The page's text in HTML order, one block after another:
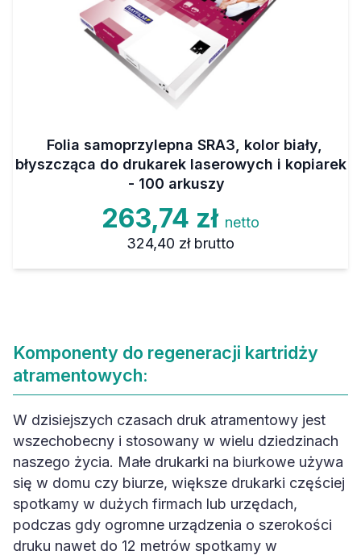
Folia samoprzylepna SRA3, kolor biały,
błyszcząca do drukarek laserowych i kopiarek
- 100 arkuszy
263,74 zł netto
324,40 zł brutto
Komponenty do regeneracji kartridży
atramentowych:
W dzisiejszych czasach druk atramentowy jest
wszechobecny i stosowany w wielu dziedzinach
naszego życia. Małe drukarki na biurkowe używa
się w domu czy biurze, większe drukarki częściej
spotkamy w dużych firmach lub urzędach,
podczas gdy ogromne urządzenia o szerokości
druku nawet do 12 metrów spotkamy w